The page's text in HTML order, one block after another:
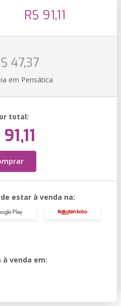
R$ 91,11
47,37
em Pensática
total:
estar à venda na:
venda em: